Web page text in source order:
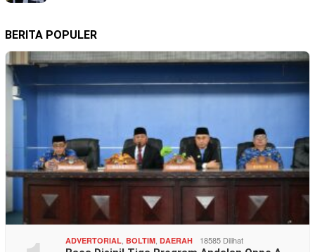
BERITA POPULER
ADVERTORIAL BOLTIM DAERAH 18585 Dilihat